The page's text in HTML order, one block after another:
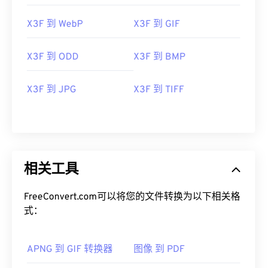
X3F 到 WebP X3F 到 GIF
X3F 到 ODD X3F 到 BMP
X3F 到 JPG X3F 到 TIFF
相关工具
FreeConvert.com可以将您的文件转换为以下相关格
式：
APNG 到 GIF 转换器 图像 到 PDF